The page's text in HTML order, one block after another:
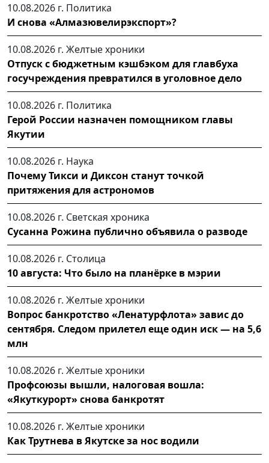
10.08.2026 г. Политика
И снова «Алмазювелирэкспорт»?
10.08.2026 г. Желтые хроники
Отпуск с бюджетным кэшбэком для главбуха
госучреждения превратился в уголовное дело
10.08.2026 г. Политика
Герой России назначен помощником главы
Якутии
10.08.2026 г. Наука
Почему Тикси и Диксон станут точкой
притяжения для астрономов
10.08.2026 г. Светская хроника
Сусанна Рожина публично объявила о разводе
10.08.2026 г. Столица
10 августа: Что было на планёрке в мэрии
10.08.2026 г. Желтые хроники
Вопрос банкротство «Ленатурфлота» завис до
сентября. Следом прилетел еще один иск — на 5,6
млн
10.08.2026 г. Желтые хроники
Профсоюзы вышли, налоговая вошла:
«Якуткурорт» снова банкротят
10.08.2026 г. Желтые хроники
Как Трутнева в Якутске за нос водили